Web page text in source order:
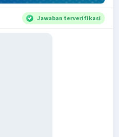
Jawaban terverifikasi